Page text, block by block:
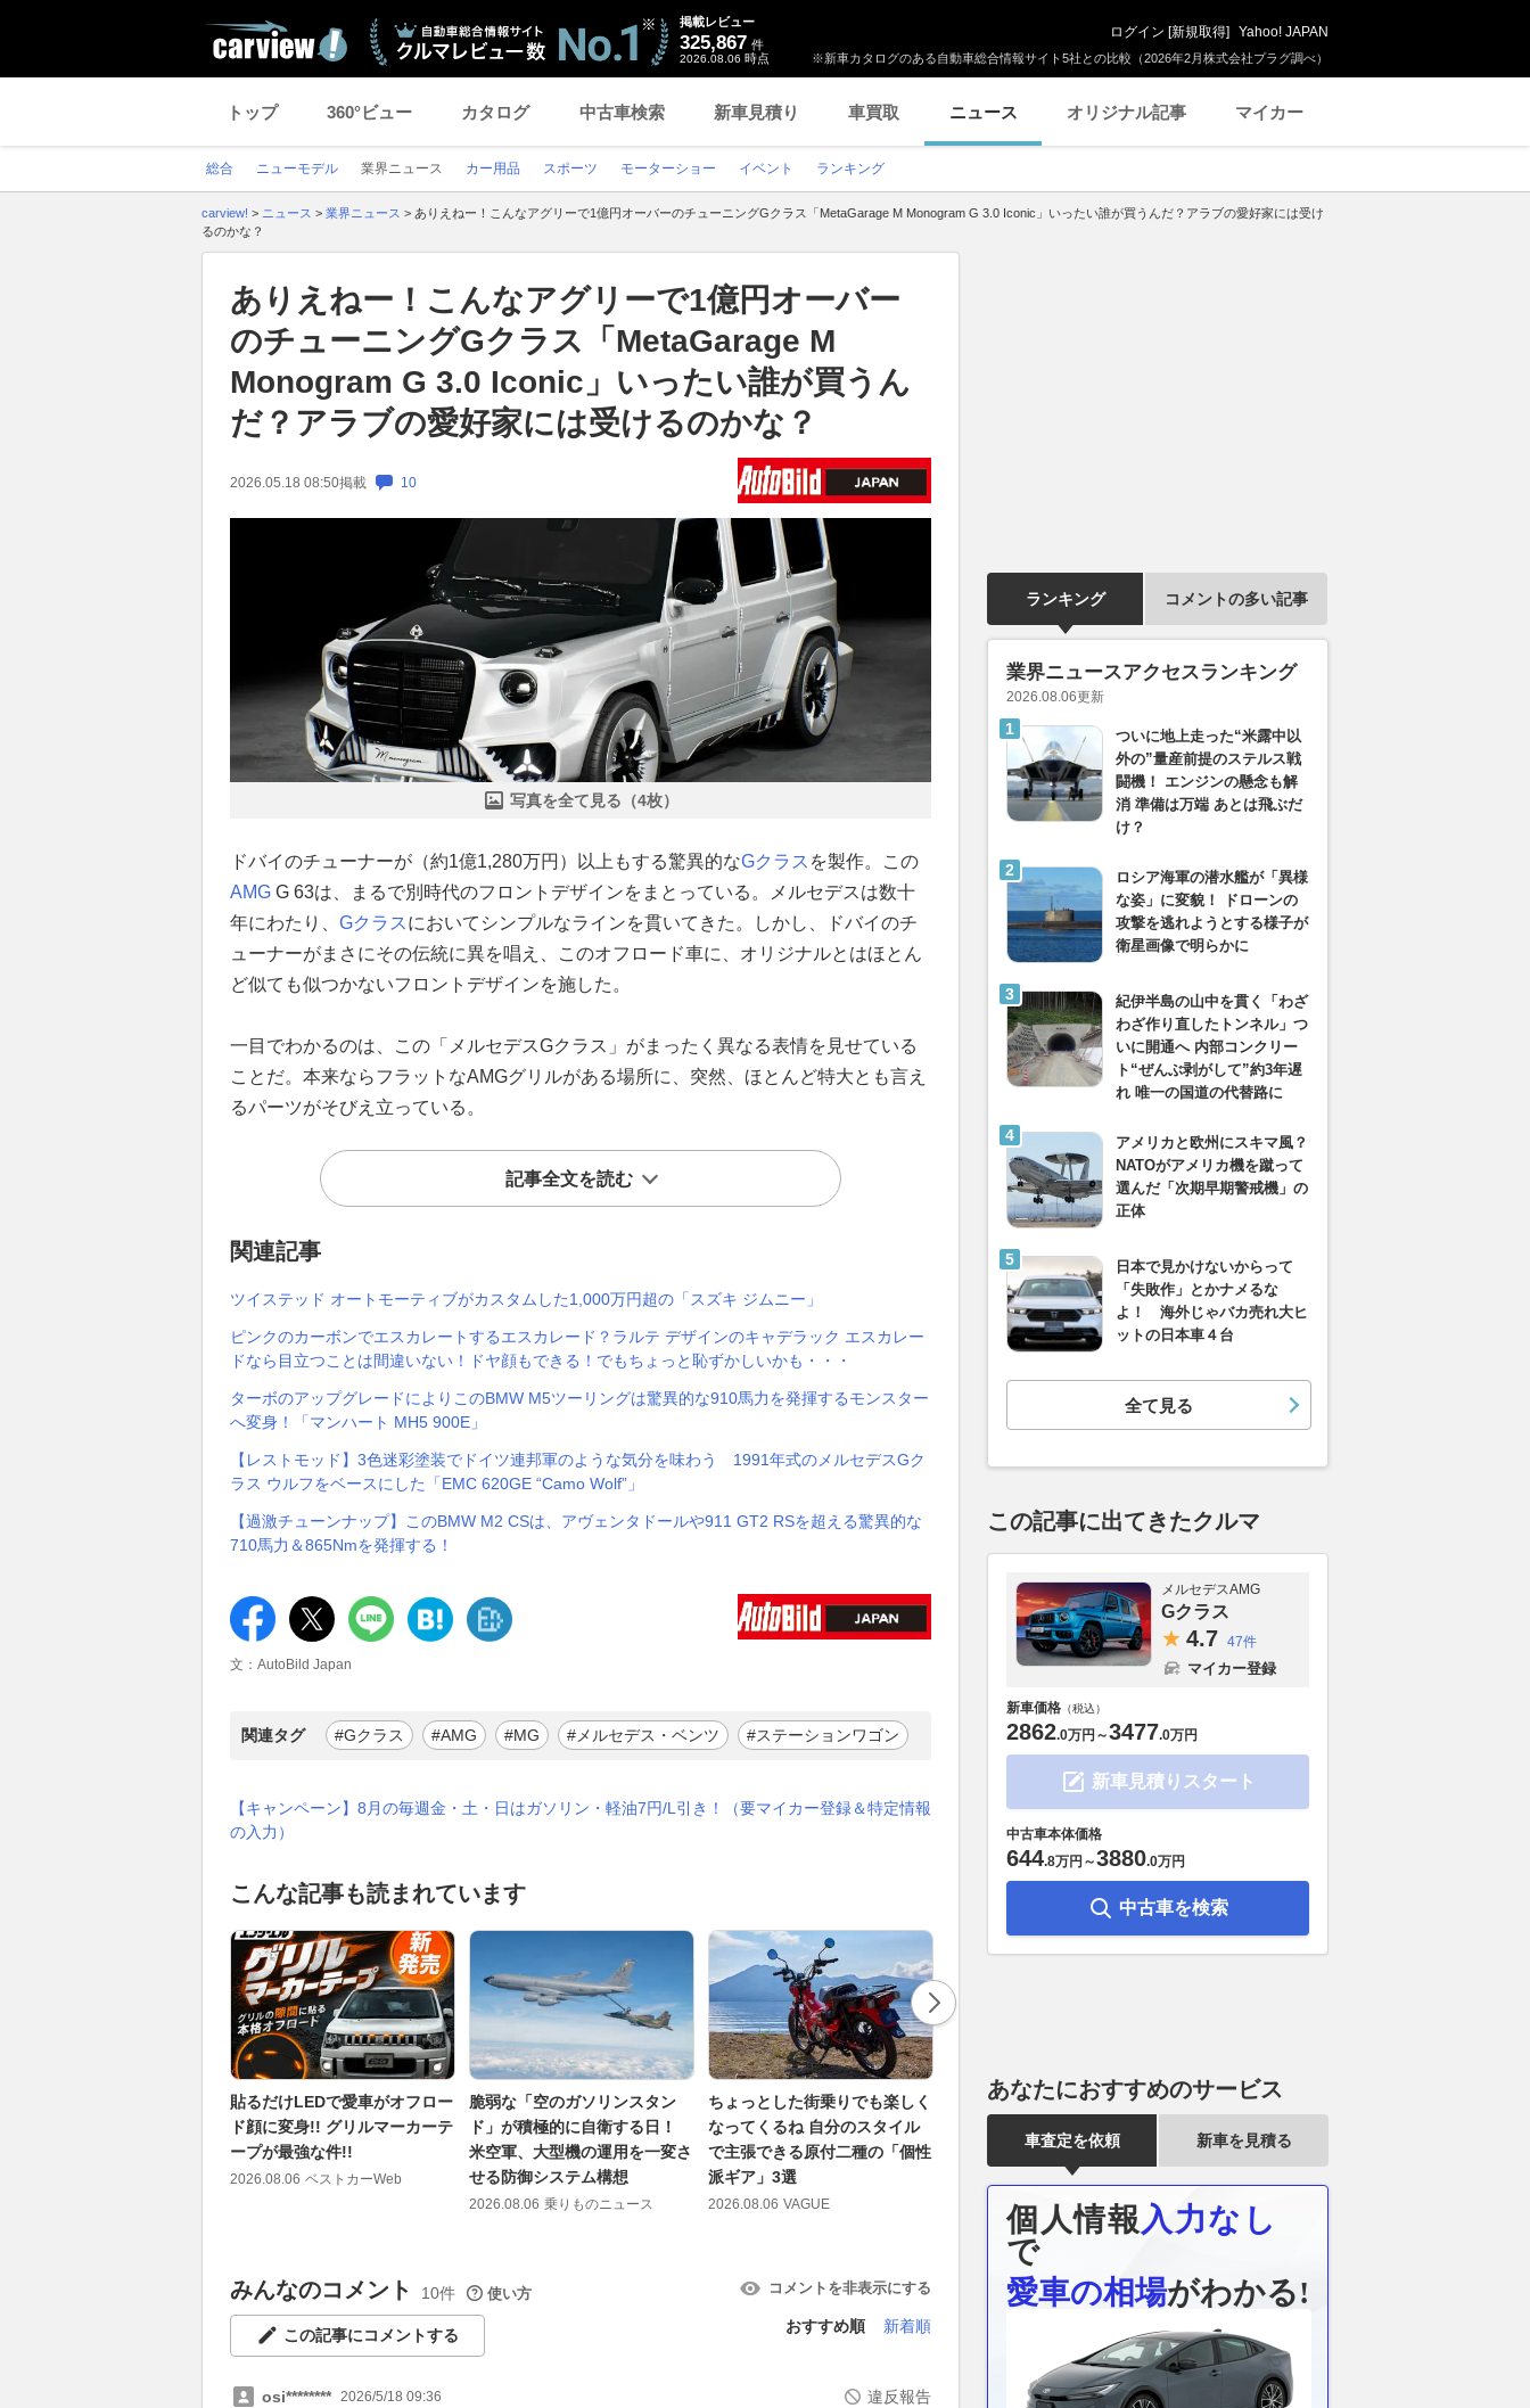
※新車カタログのある自動車総合情報サイト5社との比較（2026年2月株式会社プラグ調べ）
掲載レビュー
325,867 件
2026.08.06 時点
ログイン [新規取得] Yahoo! JAPAN
トップ 360°ビュー カタログ 中古車検索 新車見積り 車買取 ニュース オリジナル記事 マイカー
総合 ニューモデル 業界ニュース カー用品 スポーツ モーターショー イベント ランキング
carview! > ニュース > 業界ニュース > ありえねー！こんなアグリーで1億円オーバーのチューニングGクラス「MetaGarage M Monogram G 3.0 Iconic」いったい誰が買うんだ？アラブの愛好家には受け
るのかな？
ありえねー！こんなアグリーで1億円オーバー
のチューニングGクラス「MetaGarage M
Monogram G 3.0 Iconic」いったい誰が買うん
だ？アラブの愛好家には受けるのかな？
2026.05.18 08:50掲載 10
写真を全て見る（4枚）
ドバイのチューナーが（約1億1,280万円）以上もする驚異的なGクラス を製作。この
AMG G 63は、まるで別時代のフロントデザインをまとっている。メルセデスは数十
年にわたり、 Gクラス においてシンプルなラインを貫いてきた。しかし、ドバイのチ
ューナーがまさにその伝統に異を唱え、このオフロード車に、オリジナルとはほとん
ど似ても似つかないフロントデザインを施した。
一目でわかるのは、この「メルセデスGクラス」がまったく異なる表情を見せている
ことだ。本来ならフラットなAMGグリルがある場所に、突然、ほとんど特大とも言え
るパーツがそびえ立っている。
記事全文を読む
関連記事
ツイステッド オートモーティブがカスタムした1,000万円超の「スズキ ジムニー」
ピンクのカーボンでエスカレートするエスカレード？ラルテ デザインのキャデラック エスカレー
ドなら目立つことは間違いない！ドヤ顔もできる！でもちょっと恥ずかしいかも・・・
ターボのアップグレードによりこのBMW M5ツーリングは驚異的な910馬力を発揮するモンスター
へ変身！「マンハート MH5 900E」
【レストモッド】3色迷彩塗装でドイツ連邦軍のような気分を味わう 1991年式のメルセデスGク
ラス ウルフをベースにした「EMC 620GE “Camo Wolf”」
【過激チューンナップ】このBMW M2 CSは、アヴェンタドールや911 GT2 RSを超える驚異的な
710馬力＆865Nmを発揮する！
文：AutoBild Japan
関連タグ #Gクラス #AMG #MG #メルセデス・ベンツ #ステーションワゴン
【キャンペーン】8月の毎週金・土・日はガソリン・軽油7円/L引き！（要マイカー登録＆特定情報
の入力）
こんな記事も読まれています
貼るだけLEDで愛車がオフロー
ド顔に変身!! グリルマーカーテ
ープが最強な件!!
2026.08.06 ベストカーWeb
脆弱な「空のガソリンスタン
ド」が積極的に自衛する日！
米空軍、大型機の運用を一変さ
せる防御システム構想
2026.08.06 乗りものニュース
ちょっとした街乗りでも楽しく
なってくるね 自分のスタイル
で主張できる原付二種の「個性
派ギア」3選
2026.08.06 VAGUE
ダイハツとトヨタGRが生んだ
SPORT」を手に入れられる時
間はあとわずか!!
2026.08.06 WEB CARTOP
航続距離750kmを誇るDSの新
「N°8」の全貌
みんなのコメント 10件 使い方 コメントを非表示にする
この記事にコメントする
おすすめ順 新着順
osi******** 2026/5/18 09:36
違反報告
ランキング コメントの多い記事
業界ニュースアクセスランキング
2026.08.06更新
ついに地上走った“米露中以
外の”量産前提のステルス戦
闘機！ エンジンの懸念も解
消 準備は万端 あとは飛ぶだ
け？
ロシア海軍の潜水艦が「異様
な姿」に変貌！ ドローンの
攻撃を逃れようとする様子が
衛星画像で明らかに
紀伊半島の山中を貫く「わざ
わざ作り直したトンネル」つ
いに開通へ 内部コンクリー
ト“ぜんぶ剥がして”約3年遅
れ 唯一の国道の代替路に
アメリカと欧州にスキマ風？
NATOがアメリカ機を蹴って
選んだ「次期早期警戒機」の
正体
日本で見かけないからって
「失敗作」とかナメるな
よ！ 海外じゃバカ売れ大ヒ
ットの日本車４台
全て見る
この記事に出てきたクルマ
メルセデスAMG
Gクラス
4.7 47件
マイカー登録
新車価格 （税込）
2862.0万円 ～3477.0万円
新車見積りスタート
中古車本体価格
644.8万円 ～3880.0万円
中古車を検索
あなたにおすすめのサービス
車査定を依頼 新車を見積る
個人情報 入力なし
で
愛車の相場がわかる!